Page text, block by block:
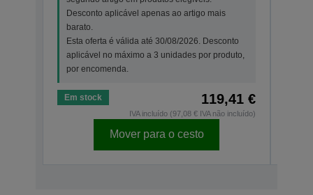
Desconto aplicável apenas ao artigo mais
barato.
Esta oferta é válida até 30/08/2026. Desconto
aplicável no máximo a 3 unidades por produto,
por encomenda.
Em stock 119,41 €
IVA incluído (97,08 € IVA não incluído)
Mover para o cesto